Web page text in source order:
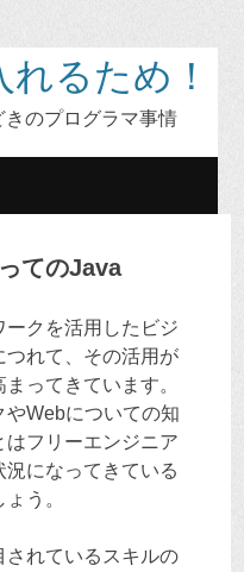
るため！
のプログラマ事情
てのJava
クを活用したビジ
つれて、その活用が
ってきています。
やWebについての知
フリーエンジニア
になってきている
う。
されているスキルの